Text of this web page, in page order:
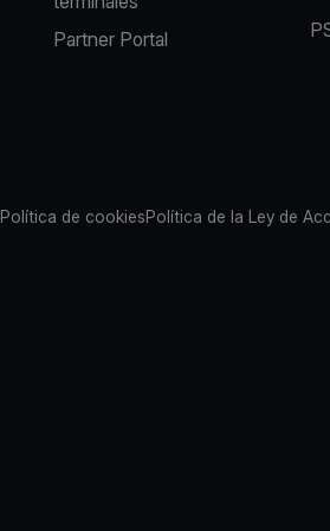
Partner Portal
Política de cookiesPolítica de la Ley de